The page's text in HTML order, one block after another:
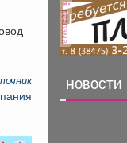
реклама
НОВОСТИ